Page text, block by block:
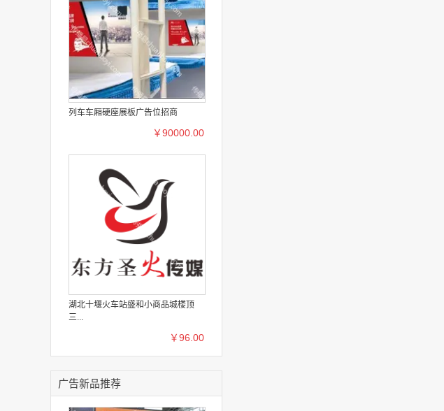
列车车厢硬座展板广告位招商
￥90000.00
湖北十堰火车站盛和小商品城楼顶
三...
￥96.00
广告新品推荐